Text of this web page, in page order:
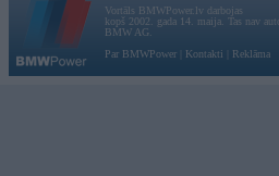
Vortāls BMWPower.lv darbojas
kopš 2002. gada 14. maija. Tas nav
BMW AG.
Par BMWPower
Kontakti Reklāma